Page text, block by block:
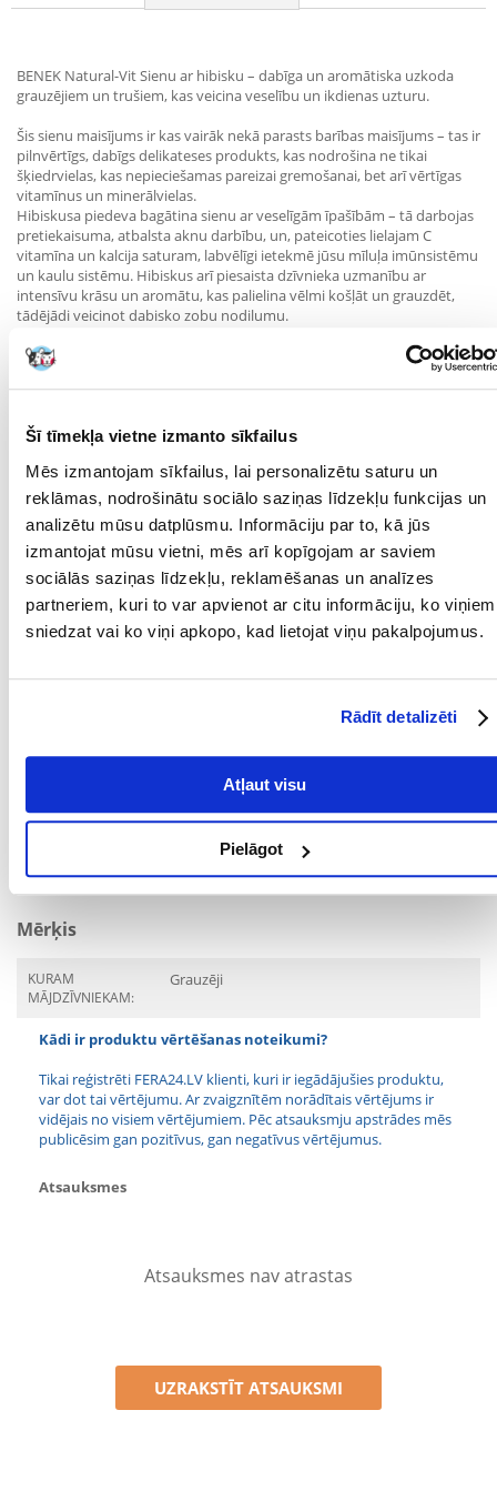
Šī tīmekļa vietne izmanto sīkfailus
Mēs izmantojam sīkfailus, lai personalizētu saturu un
reklāmas, nodrošinātu sociālo saziņas līdzekļu funkcijas un
analizētu mūsu datplūsmu. Informāciju par to, kā jūs
izmantojat mūsu vietni, mēs arī kopīgojam ar saviem
sociālās saziņas līdzekļu, reklamēšanas un analīzes
partneriem, kuri to var apvienot ar citu informāciju, ko viņiem
sniedzat vai ko viņi apkopo, kad lietojat viņu pakalpojumus.
Rādīt detalizēti
Atļaut visu
Pielāgot
BENEK Natural-Vit Sienu ar hibisku – dabīga un aromātiska uzkoda
grauzējiem un trušiem, kas veicina veselību un ikdienas uzturu.
Šis sienu maisījums ir kas vairāk nekā parasts barības maisījums – tas ir
pilnvērtīgs, dabīgs delikateses produkts, kas nodrošina ne tikai
šķiedrvielas, kas nepieciešamas pareizai gremošanai, bet arī vērtīgas
vitamīnus un minerālvielas.
Hibiskusa piedeva bagātina sienu ar veselīgām īpašībām – tā darbojas
pretiekaisuma, atbalsta aknu darbību, un, pateicoties lielajam C
vitamīna un kalcija saturam, labvēlīgi ietekmē jūsu mīluļa imūnsistēmu
un kaulu sistēmu. Hibiskus arī piesaista dzīvnieka uzmanību ar
intensīvu krāsu un aromātu, kas palielina vēlmi košļāt un grauzdēt,
tādējādi veicinot dabisko zobu nodilumu.
Šis dabīgais siena ir iegūts no tīrām, ekoloģiskām pļavām un nesatur
mākslīgās piedevas, konservantus un krāsvielas.
Ar hibiskusa piedevu – atbalsta imunitāti un aknu darbību
Bagāts šķiedru avots – veicina gremošanu un zarnu darbību
Satur C vitamīnu, kalciju un minerālvielas
Veicina košļāšanu – atbalsta mutes dobuma higiēnu un zobu
nodilumu
Aromātisks un garšīgs – palielina grauzēju apetīti
Paredzēts: trušiem, jūrascūkām, šinšillām un citiem zālēdājiem
PRODUCENT: BENEK
Mērķis
KURAM
MĀJDZĪVNIEKAM:
Grauzēji
Kādi ir produktu vērtēšanas noteikumi?
Tikai reģistrēti FERA24.LV klienti, kuri ir iegādājušies produktu,
var dot tai vērtējumu. Ar zvaigznītēm norādītais vērtējums ir
vidējais no visiem vērtējumiem. Pēc atsauksmju apstrādes mēs
publicēsim gan pozitīvus, gan negatīvus vērtējumus.
Atsauksmes
Atsauksmes nav atrastas
UZRAKSTĪT ATSAUKSMI